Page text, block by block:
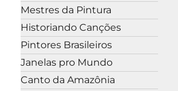
Mestres da Pintura
Historiando Canções
Pintores Brasileiros
Janelas pro Mundo
Canto da Amazônia